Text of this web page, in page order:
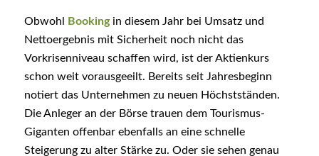
Obwohl Bookingin diesem Jahr bei Umsatz und
Nettoergebnis mit Sicherheit noch nicht das
Vorkrisenniveau schaffen wird, ist der Aktienkurs
schon weit vorausgeeilt. Bereits seit Jahresbeginn
notiert das Unternehmen zu neuen Höchstständen.
Die Anleger an der Börse trauen dem Tourismus-
Giganten offenbar ebenfalls an eine schnelle
Steigerung zu alter Stärke zu. Oder sie sehen genau